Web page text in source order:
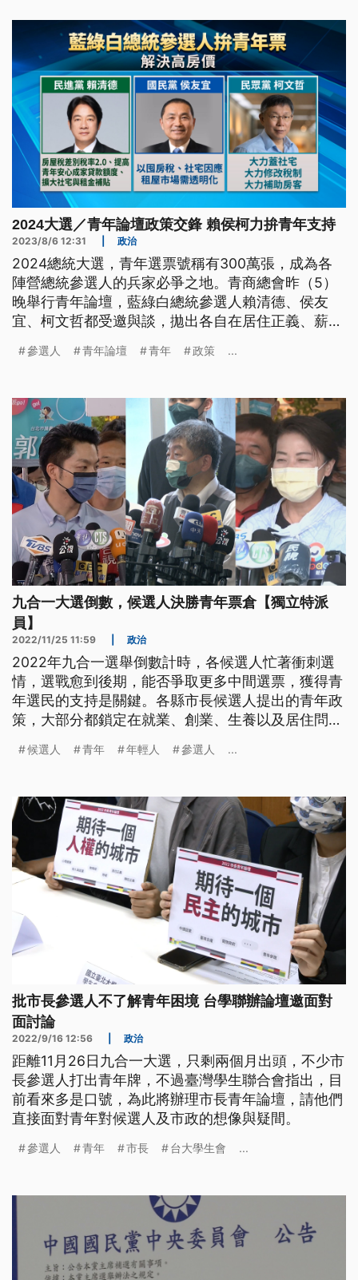
2024大選／青年論壇政策交鋒 賴侯柯力拚青年支持
2023/8/6 12:31 政治
2024總統大選，青年選票號稱有300萬張，成為各
陣營總統參選人的兵家必爭之地。青商總會昨（5）
晚舉行青年論壇，藍綠白總統參選人賴清德、侯友
宜、柯文哲都受邀與談，拋出各自在居住正義、薪
參選人 青年論壇 青年 政策 ...
九合一大選倒數，候選人決勝青年票倉【獨立特派
員】
2022/11/25 11:59 政治
2022年九合一選舉倒數計時，各候選人忙著衝刺選
情，選戰愈到後期，能否爭取更多中間選票，獲得青
年選民的支持是關鍵。各縣市長候選人提出的青年政
策，大部分都鎖定在就業、創業、生養以及居住問
以及協助解決青年難題，是否能發揮實質政策效果？
候選人 青年 年輕人 參選人 ...
批市長參選人不了解青年困境 台學聯辦論壇邀面對
面討論
2022/9/16 12:56 政治
距離11月26日九合一大選，只剩兩個月出頭，不少市
長參選人打出青年牌，不過臺灣學生聯合會指出，目
前看來多是口號，為此將辦理市長青年論壇，請他們
直接面對青年對候選人及市政的想像與疑間。
參選人 青年 市長 台大學生會 ...